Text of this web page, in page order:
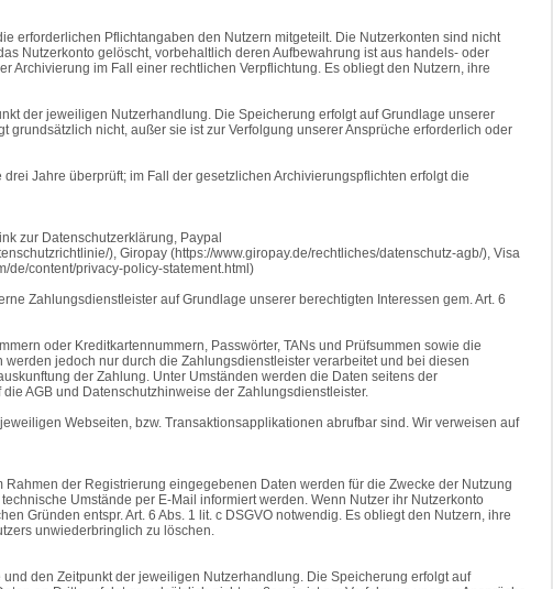
erforderlichen Pflichtangaben den Nutzern mitgeteilt. Die Nutzerkonten sind nicht
Nutzerkonto gelöscht, vorbehaltlich deren Aufbewahrung ist aus handels- oder
Archivierung im Fall einer rechtlichen Verpflichtung. Es obliegt den Nutzern, ihre
der jeweiligen Nutzerhandlung. Die Speicherung erfolgt auf Grundlage unserer
nicht, außer sie ist zur Verfolgung unserer Ansprüche erforderlich oder
Jahre überprüft; im Fall der gesetzlichen Archivierungspflichten erfolgt die
zur Datenschutzerklärung, Paypal
), Giropay (https://www.giropay.de/rechtliches/datenschutz-agb/), Visa
de/content/privacy-policy-statement.html)
Zahlungsdienstleister auf Grundlage unserer berechtigten Interessen gem. Art. 6
oder Kreditkartennummern, Passwörter, TANs und Prüfsummen sowie die
jedoch nur durch die Zahlungsdienstleister verarbeitet und bei diesen
der Zahlung. Unter Umständen werden die Daten seitens der
AGB und Datenschutzhinweise der Zahlungsdienstleister.
Webseiten, bzw. Transaktionsapplikationen abrufbar sind. Wir verweisen auf
der Registrierung eingegebenen Daten werden für die Zwecke der Nutzung
Umstände per E-Mail informiert werden. Wenn Nutzer ihr Nutzerkonto
Gründen entspr. Art. 6 Abs. 1 lit. c DSGVO notwendig. Es obliegt den Nutzern, ihre
unwiederbringlich zu löschen.
den Zeitpunkt der jeweiligen Nutzerhandlung. Die Speicherung erfolgt auf